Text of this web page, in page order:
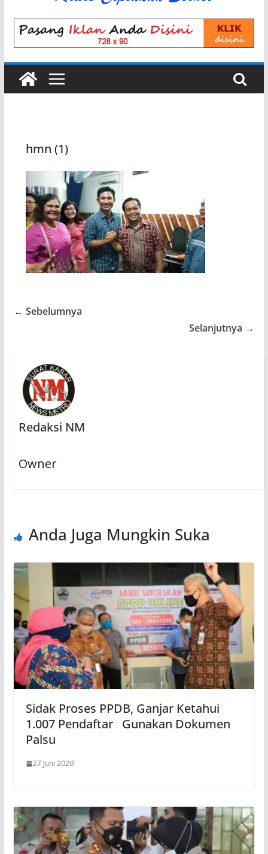
hmn (1)
← Sebelumnya
Selanjutnya →
Redaksi NM
Owner
Anda Juga Mungkin Suka
Sidak Proses PPDB, Ganjar Ketahui
1.007 Pendaftar Gunakan Dokumen
Palsu
27 Juni 2020